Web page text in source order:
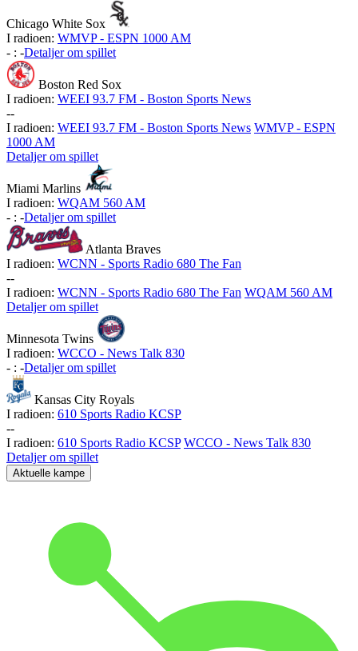
Chicago White Sox
I radioen: WMVP - ESPN 1000 AM
- : -Detaljer om spillet
Boston Red Sox
I radioen: WEEI 93.7 FM - Boston Sports News
--
I radioen: WEEI 93.7 FM - Boston Sports News WMVP - ESPN
1000 AM
Detaljer om spillet
Miami Marlins
I radioen: WQAM 560 AM
- : -Detaljer om spillet
Atlanta Braves
I radioen: WCNN - Sports Radio 680 The Fan
--
I radioen: WCNN - Sports Radio 680 The Fan WQAM 560 AM
Detaljer om spillet
Minnesota Twins
I radioen: WCCO - News Talk 830
- : -Detaljer om spillet
Kansas City Royals
I radioen: 610 Sports Radio KCSP
--
I radioen: 610 Sports Radio KCSP WCCO - News Talk 830
Detaljer om spillet
Aktuelle kampe